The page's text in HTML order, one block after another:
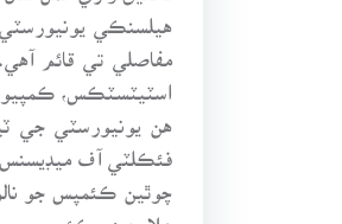
هيلسنڪي
مفاصلي تي قائم
اسٽيٽسٽڪس،
هن يونيورسٽي جي
فئڪلٽي آف
چوٿين ڪئمپس جو
علاوه هن ڪئمپس ۾